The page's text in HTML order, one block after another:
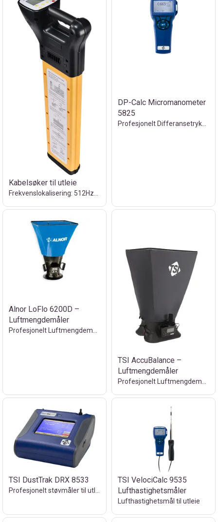
Kabelsøker til utleie
DP-Calc Micromanometer
5825
Alnor LoFlo 6200D –
Luftmengdemåler
TSI AccuBalance –
Luftmengdemåler
TSI DustTrak DRX 8533
TSI VelociCalc 9535
Lufthastighetsmåler
Lufthastighetsmål til utleie